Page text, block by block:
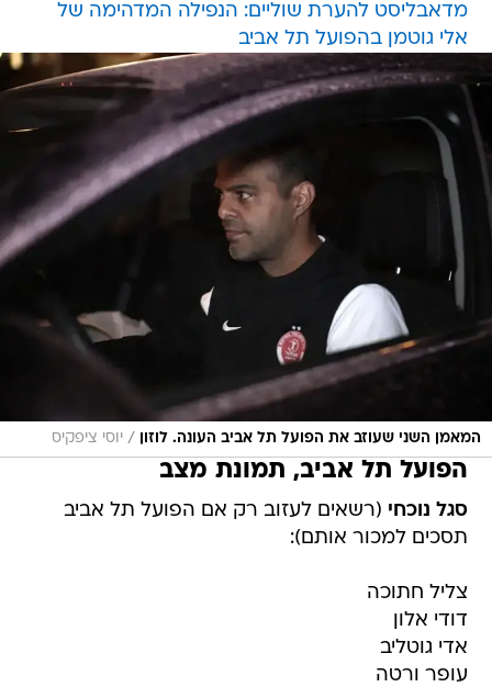
מדאבליסט להערת שוליים: הנפילה המדהימה של
אלי גוטמן בהפועל תל אביב
המאמן השני שעוזב את הפועל תל אביב העונה. לוזון / יוסי ציפקיס
הפועל תל אביב, תמונת מצב
סגל נוכחי (רשאים לעזוב רק אם הפועל תל אביב
תסכים למכור אותם):
צליל חתוכה
דודי אלון
אדי גוטליב
עופר ורטה